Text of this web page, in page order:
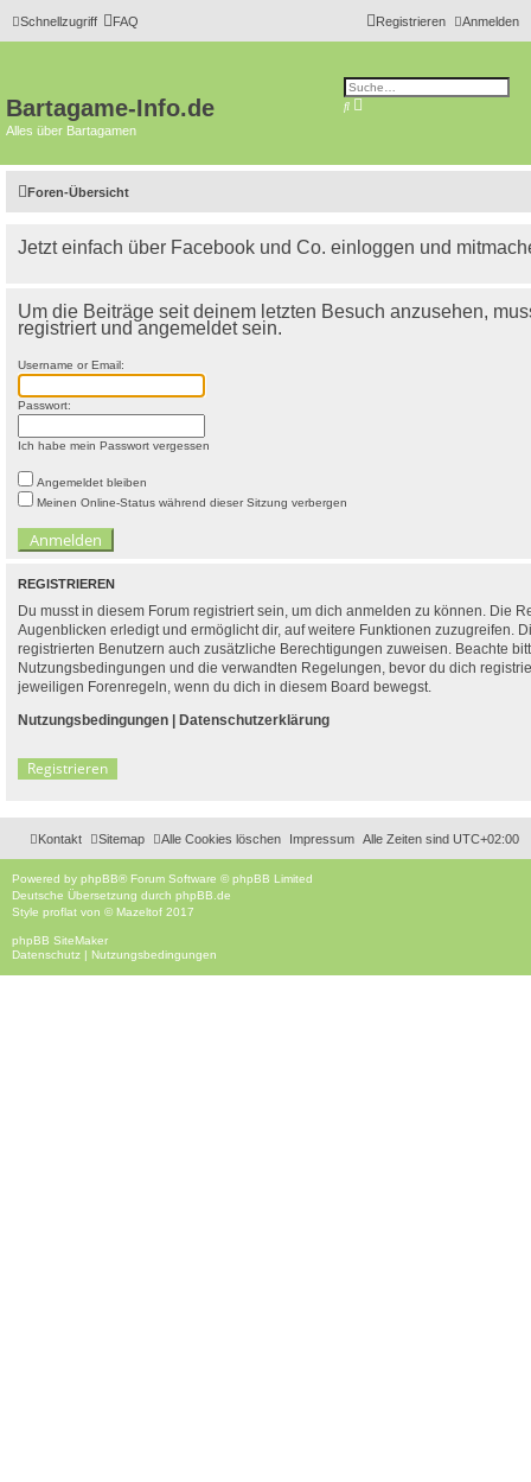
Schnellzugriff FAQ Anmelden
Registrieren
Bartagame-Info.de
Alles über Bartagamen
S
E
t
u
Foren-Übersicht
Jetzt einfach über Facebook und Co. einloggen und
Um die Beiträge seit deinem letzten Besuch anzusehen,
registriert und angemeldet sein.
Username or Email:
Passwort:
Ich habe mein Passwort vergessen
Angemeldet bleiben
Meinen Online-Status während dieser Sitzung verbergen
REGISTRIEREN
Du musst in diesem Forum registriert sein, um dich anmelden zu können. Die
Augenblicken erledigt und ermöglicht dir, auf weitere Funktionen zuzugreifen.
registrierten Benutzern auch zusätzliche Berechtigungen zuweisen. Beachte
Nutzungsbedingungen und die verwandten Regelungen, bevor du dich
jeweiligen Forenregeln, wenn du dich in diesem Board bewegst.
Nutzungsbedingungen
Datenschutzerklärung
Registrieren
Alle Zeiten sind UTC+02:00
Impressum
Alle Cookies löschen
Sitemap
Kontakt
Powered by phpBB® Forum Software © phpBB Limited
Deutsche Übersetzung durch phpBB.de
Style proflat von © Mazeltof 2017
phpBB SiteMaker
Datenschutz | Nutzungsbedingungen